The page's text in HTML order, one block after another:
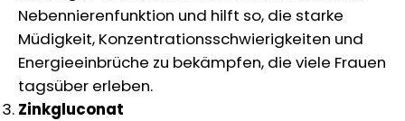
Nebennierenfunktion und hilft so, die starke
Müdigkeit, Konzentrationsschwierigkeiten und
Energieeinbrüche zu bekämpfen, die viele Frauen
tagsüber erleben.
Zinkgluconat